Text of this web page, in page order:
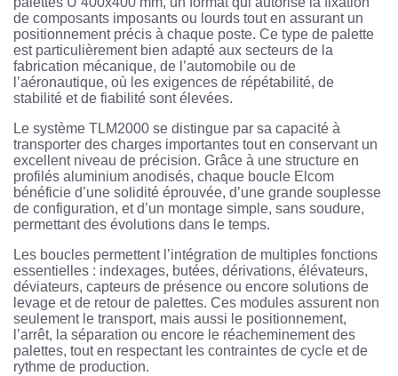
de composants imposants ou lourds tout en assurant un
positionnement précis à chaque poste. Ce type de palette
est particulièrement bien adapté aux secteurs de la
fabrication mécanique, de l’automobile ou de
l’aéronautique, où les exigences de répétabilité, de
stabilité et de fiabilité sont élevées.
Le système TLM2000 se distingue par sa capacité à
transporter des charges importantes tout en conservant un
excellent niveau de précision. Grâce à une structure en
profilés aluminium anodisés, chaque boucle Elcom
bénéficie d’une solidité éprouvée, d’une grande souplesse
de configuration, et d’un montage simple, sans soudure,
permettant des évolutions dans le temps.
Les boucles permettent l’intégration de multiples fonctions
essentielles : indexages, butées, dérivations, élévateurs,
déviateurs, capteurs de présence ou encore solutions de
levage et de retour de palettes. Ces modules assurent non
seulement le transport, mais aussi le positionnement,
l’arrêt, la séparation ou encore le réacheminement des
palettes, tout en respectant les contraintes de cycle et de
rythme de production.